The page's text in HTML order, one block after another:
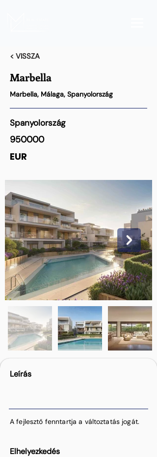
< VISSZA
Marbella
Marbella, Málaga, Spanyolország
Spanyolország
950000
EUR
Leírás
A fejlesztő fenntartja a változtatás jogát.
Elhelyezkedés